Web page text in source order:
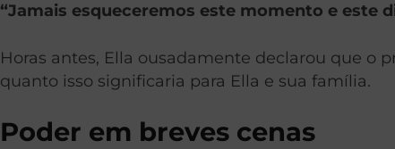
“Jamais esqueceremos este momento e este
Horas antes, Ella ousadamente declarou que o
quanto isso significaria para Ella e sua família.
Poder em breves cenas